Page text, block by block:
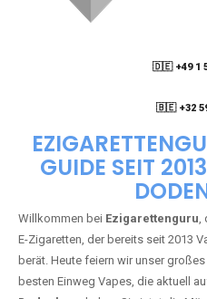
🇩🇪 +49 1
🇧🇪 +32
GUIDE SEIT
Willkommen bei Ezigarettenguru,
E-Zigaretten, der bereits seit 2013
berät. Heute feiern wir unser
besten Einweg Vapes, die aktuell